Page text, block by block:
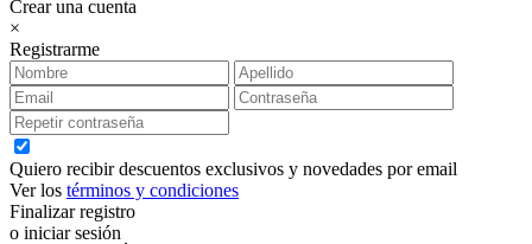
Crear una cuenta
×
Registrarme
Quiero recibir descuentos exclusivos y novedades por email
Ver los términos y condiciones
Finalizar registro
o iniciar sesión